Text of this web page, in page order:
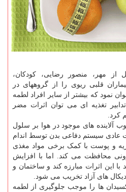
مهر، منصور رضایی، کودکان،
قلبی ریوی را از گروههای در
نمود که بیشتر از سایر افراد لطمه
تغذیه ای می توان اثرات مضر
کرد.
آلاینده های موجود در هوا بر سلول
عادی سیستم دفاعی بدن توسط اندام
و پوست با کمک برخی مواد مغذی
محافظت می کند. اما با افزایش
با این اثرات مبارزه کند و ساختمان و
های آزاد تخریب می شود.
ها را موجب جلوگیری از لطمه